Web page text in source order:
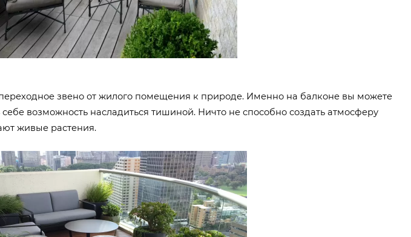
звено от жилого помещения к природе. Именно на балконе вы можете
себе возможность насладиться тишиной. Ничто не способно создать атмосферу
живые растения.